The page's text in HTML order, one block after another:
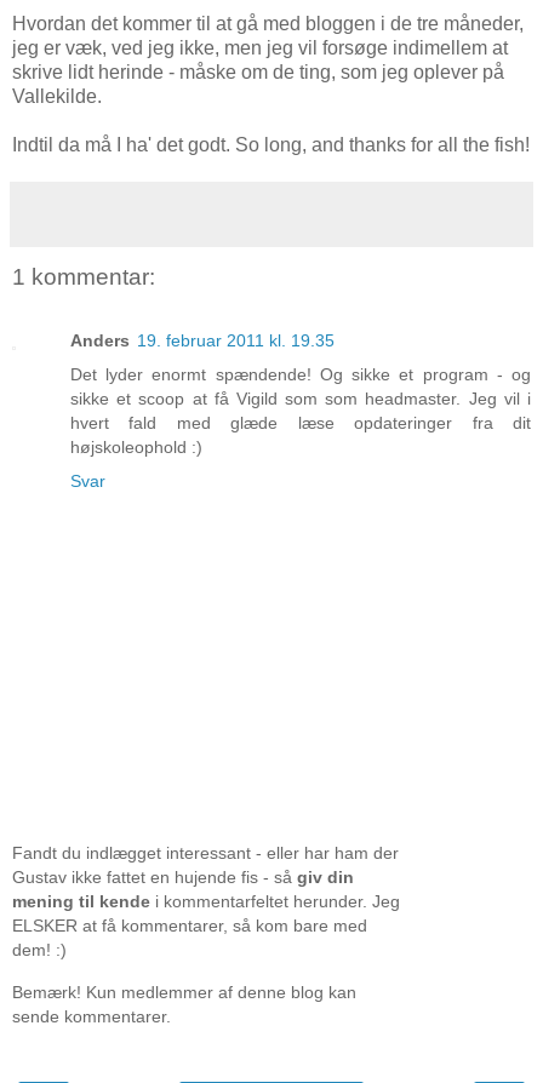
Hvordan det kommer til at gå med bloggen i de tre måneder,
jeg er væk, ved jeg ikke, men jeg vil forsøge indimellem at
skrive lidt herinde - måske om de ting, som jeg oplever på
Vallekilde.
Indtil da må I ha' det godt. So long, and thanks for all the fish!
1 kommentar:
Anders 19. februar 2011 kl. 19.35
Det lyder enormt spændende! Og sikke et program - og
sikke et scoop at få Vigild som som headmaster. Jeg vil i
hvert fald med glæde læse opdateringer fra dit
højskoleophold :)
Svar
Fandt du indlægget interessant - eller har ham der
Gustav ikke fattet en hujende fis - så giv din
mening til kende i kommentarfeltet herunder. Jeg
ELSKER at få kommentarer, så kom bare med
dem! :)
Bemærk! Kun medlemmer af denne blog kan
sende kommentarer.